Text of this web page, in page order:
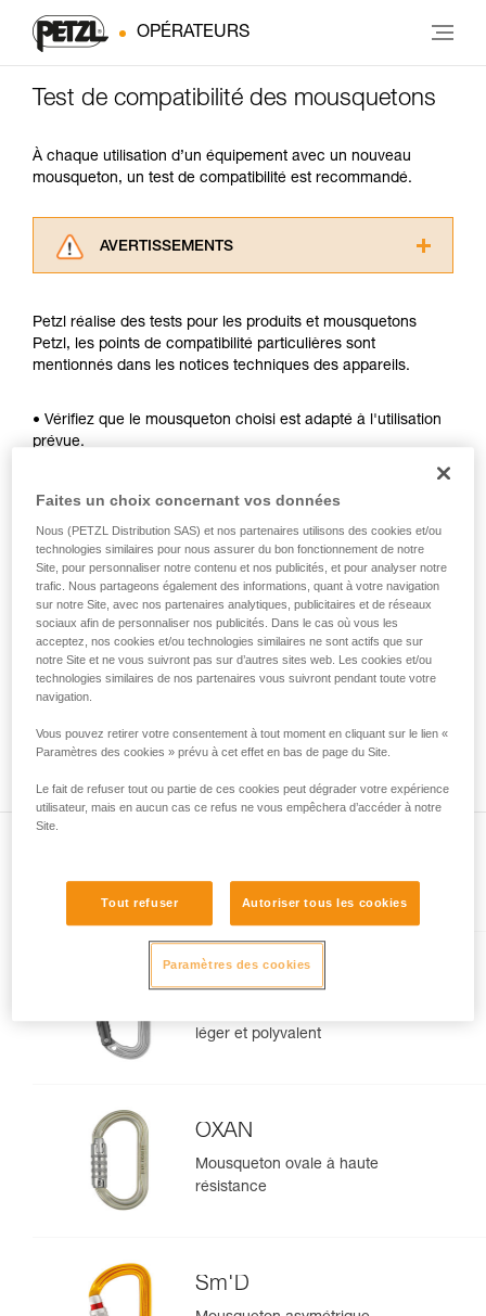
OPÉRATEURS
Test de compatibilité des mousquetons
À chaque utilisation d’un équipement avec un nouveau
mousqueton, un test de compatibilité est recommandé.
AVERTISSEMENTS
consulter. Vous devez avoir compris les
informations de la notice technique pour
pouvoir comprendre ce complément
Maîtriser ces techniques nécessite une
de la reproduire en autonomie.
Nous donnons des exemples de techniques
liées à votre activité. Il peut en exister d’autres
que nous ne décrivons pas ici.
Petzl réalise des tests pour les produits et mousquetons
Petzl, les points de compatibilité particulières sont
mentionnés dans les notices techniques des appareils.
• Vérifiez que le mousqueton choisi est adapté à l'utilisation
prévue.
de connexion de l'appareil.
• Évaluez la possibilité que le mousqueton se mette en
mauvaise position et la stabilité de cette mauvaise position.
• Vérifiez les risques d'interférence entre les éléments du
système et la bague du mousqueton.
Remarque
Pour les appareils munis d'une bague souple de maintien du
mousqueton (ZIGZAG, PIRANA...), refaites un test de
la bague souple peut avoir été déformée par le premier
mousqueton et ne plus maintenir correctement le second.
Présent dans l'article
léger et polyvalent
OXAN
Mousqueton ovale à haute
résistance
Sm'D
Faites un choix concernant vos données
Nous (PETZL Distribution SAS) et nos partenaires utilisons des cookies et/ou
technologies similaires pour nous assurer du bon fonctionnement de notre
Site, pour personnaliser notre contenu et nos publicités, et pour analyser notre
trafic. Nous partageons également des informations, quant à votre navigation
sur notre Site, avec nos partenaires analytiques, publicitaires et de réseaux
sociaux afin de personnaliser nos publicités. Dans le cas où vous les
acceptez, nos cookies et/ou technologies similaires ne sont actifs que sur
notre Site et ne vous suivront pas sur d’autres sites web. Les cookies et/ou
technologies similaires de nos partenaires vous suivront pendant toute votre
navigation.
Vous pouvez retirer votre consentement à tout moment en cliquant sur le lien «
Paramètres des cookies » prévu à cet effet en bas de page du Site.
Le fait de refuser tout ou partie de ces cookies peut dégrader votre expérience
utilisateur, mais en aucun cas ce refus ne vous empêchera d’accéder à notre
Site.
Tout refuser Autoriser tous les cookies
Paramètres des cookies